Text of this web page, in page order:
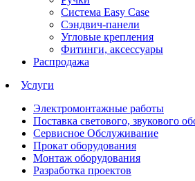
Система Easy Case
Сэндвич-панели
Угловые крепления
Фитинги, аксессуары
Распродажа
Услуги
Электромонтажные работы
Поставка светового, звукового
Сервисное Обслуживание
Прокат оборудования
Монтаж оборудования
Разработка проектов